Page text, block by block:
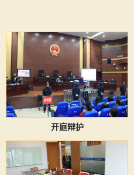
开庭辩护